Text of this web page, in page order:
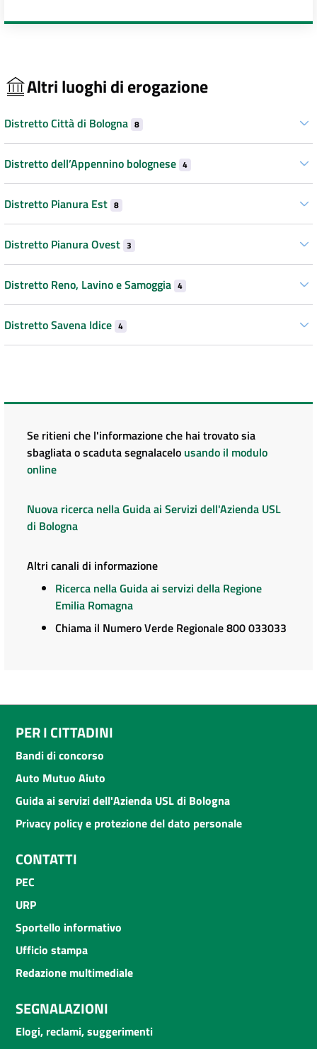
Altri luoghi di erogazione
Distretto Città di Bologna 8
Distretto dell’Appennino bolognese 4
Distretto Pianura Est 8
Distretto Pianura Ovest 3
Distretto Reno, Lavino e Samoggia 4
Distretto Savena Idice 4
Se ritieni che l'informazione che hai trovato sia
sbagliata o scaduta segnalacelo usando il modulo
online
Nuova ricerca nella Guida ai Servizi dell'Azienda USL
di Bologna
Altri canali di informazione
Ricerca nella Guida ai servizi della Regione
Emilia Romagna
Chiama il Numero Verde Regionale 800 033033
PER I CITTADINI
Bandi di concorso
Auto Mutuo Aiuto
Guida ai servizi dell'Azienda USL di Bologna
Privacy policy e protezione del dato personale
CONTATTI
PEC
URP
Sportello informativo
Ufficio stampa
Redazione multimediale
SEGNALAZIONI
Elogi, reclami, suggerimenti